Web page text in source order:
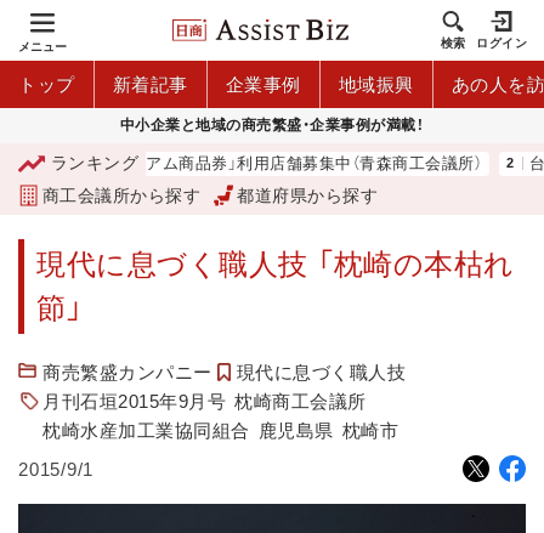
メニュー 検索 ログイン
トップ 新着記事 企業事例 地域振興 あの人を
中小企業と地域の商売繁盛・企業事例が満載！
ランキング
「青森市プレミアム商品券」利用店舗募集中（青森商工会議所） 台
商工会議所から探す 都道府県から探す
現代に息づく職人技 「枕崎の本枯れ
節」
商売繁盛カンパニー
現代に息づく職人技
月刊石垣2015年9月号 枕崎商工会議所
枕崎水産加工業協同組合
鹿児島県 枕崎市
2015/9/1